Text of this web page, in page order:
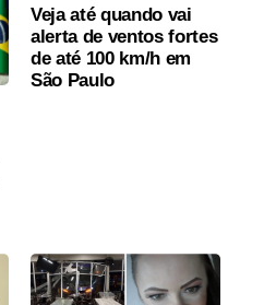
Veja até quando vai
alerta de ventos fortes
de até 100 km/h em
São Paulo